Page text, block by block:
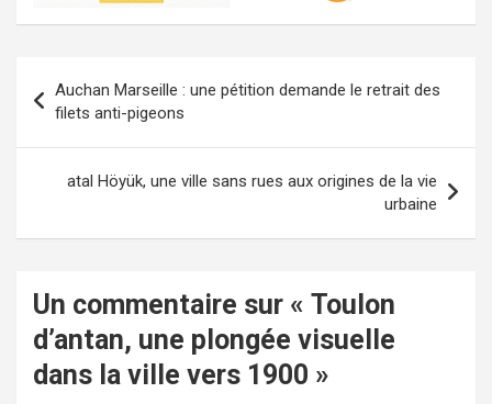
de
l’article
Auchan Marseille : une pétition demande le retrait des
filets anti-pigeons
atal Höyük, une ville sans rues aux origines de la vie
urbaine
Un commentaire sur « Toulon
d’antan, une plongée visuelle
dans la ville vers 1900 »